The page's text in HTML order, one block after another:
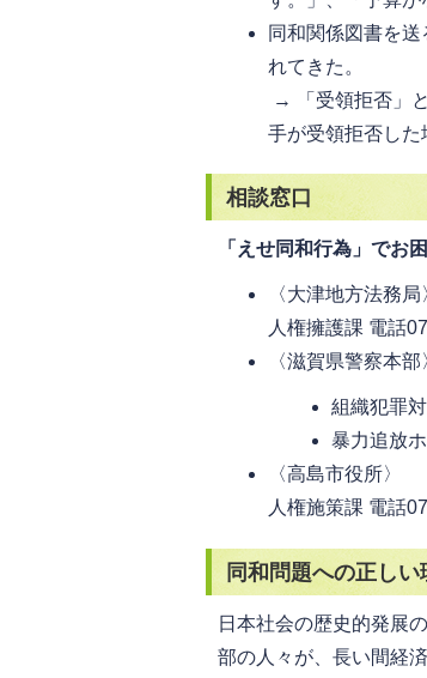
同和関係図書を
れてきた。
→ 「受領拒否」
手が受領拒否した
相談窓口
「えせ同和行為」でお
〈大津地方法務局
人権擁護課 電話
〈滋賀県警察本部
組織犯罪
暴力追放
〈高島市役所〉
人権施策課 電話
同和問題への正しい
日本社会の歴史的発展
部の人々が、長い間経